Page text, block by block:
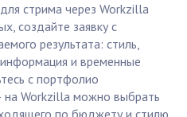
стрима через Workzilla
создайте заявку с
результата: стиль,
и временные
с портфолио
на Workzilla можно выбрать